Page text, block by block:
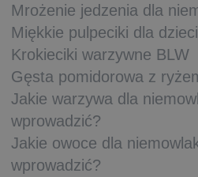
Mrożenie jedzenia dla
Miękkie pulpeciki dla dzieci
Krokieciki warzywne BLW
Gęsta pomidorowa z
Jakie warzywa dla
wprowadzić?
Jakie owoce dla
wprowadzić?